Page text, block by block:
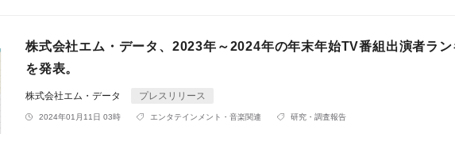
株式会社エム・データ、2023年～2024年の年末年始TV番組出演者ラ
を発表。
株式会社エム・データ プレスリリース
2024年01月11日 03時 エンタテインメント・音楽関連 研究・調査報告